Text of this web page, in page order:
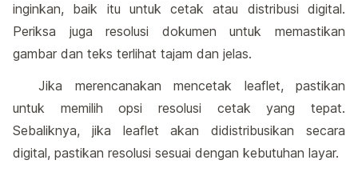
inginkan, baik itu untuk cetak atau distribusi digital.
Periksa juga resolusi dokumen untuk memastikan
gambar dan teks terlihat tajam dan jelas.
Jika merencanakan mencetak leaflet, pastikan
untuk memilih opsi resolusi cetak yang tepat.
Sebaliknya, jika leaflet akan didistribusikan secara
digital, pastikan resolusi sesuai dengan kebutuhan layar.